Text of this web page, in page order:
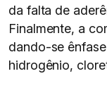
da falta de
Finalmente, a
dando-se
hidrogênio,